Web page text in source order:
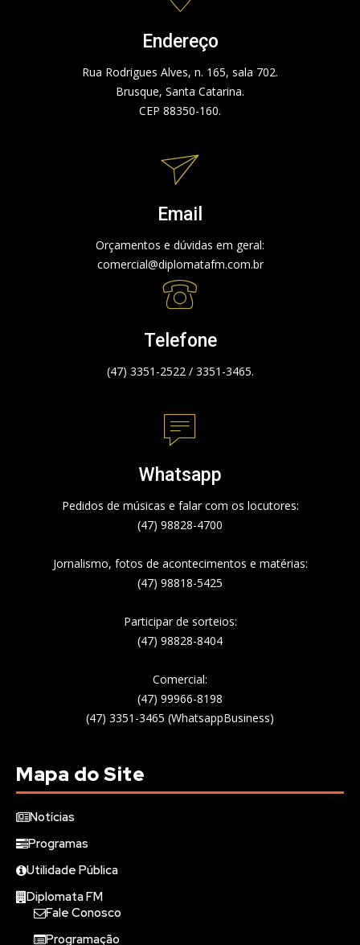
Endereço
Rua Rodrigues Alves, n. 165, sala 702.
Brusque, Santa Catarina.
CEP 88350-160.
Email
Orçamentos e dúvidas em geral:
comercial@diplomatafm.com.br
Telefone
(47) 3351-2522 / 3351-3465.
Whatsapp
Pedidos de músicas e falar com os locutores:
(47) 98828-4700
Jornalismo, fotos de acontecimentos e matérias:
(47) 98818-5425
Participar de sorteios:
(47) 98828-8404
Comercial:
(47) 99966-8198
(47) 3351-3465 (WhatsappBusiness)
Mapa do Site
Notícias
Programas
Utilidade Pública
Diplomata FM
Fale Conosco
Programação